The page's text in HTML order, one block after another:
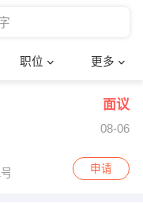
职位 更多
面议
08-06
华侨广场2404室申请